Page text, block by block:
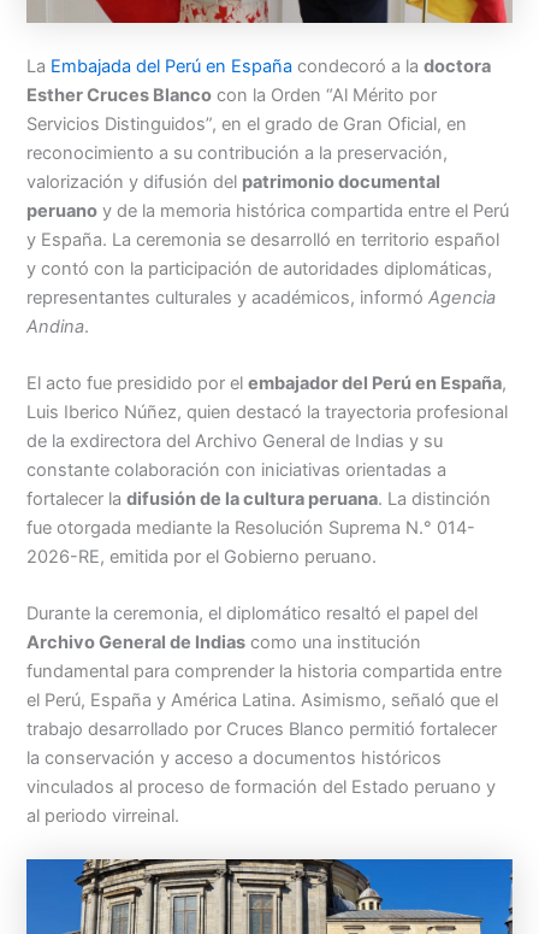
Menu
La Embajada del Perú en España condecoró a ladoctora
Esther Cruces Blanco con la Orden “Al Mérito por
Servicios Distinguidos”, en el grado de Gran Oficial, en
reconocimiento a su contribución a la preservación,
valorización y difusión del patrimonio documental
peruano y de la memoria histórica compartida entre el Perú
y España. La ceremonia se desarrolló en territorio español
y contó con la participación de autoridades diplomáticas,
representantes culturales y académicos, informóAgencia
Andina.
El acto fue presidido por elembajador del Perú en España,
Luis Iberico Núñez, quien destacó la trayectoria profesional
de la exdirectora del Archivo General de Indias y su
constante colaboración con iniciativas orientadas a
fortalecer ladifusión de la cultura peruana. La distinción
fue otorgada mediante la Resolución Suprema N.° 014-
2026-RE, emitida por el Gobierno peruano.
Durante la ceremonia, el diplomático resaltó el papel del
Archivo General de Indias como una institución
fundamental para comprender la historia compartida entre
el Perú, España y América Latina. Asimismo, señaló que el
trabajo desarrollado por Cruces Blanco permitió fortalecer
la conservación y acceso a documentos históricos
vinculados al proceso de formación del Estado peruano y
al periodo virreinal.